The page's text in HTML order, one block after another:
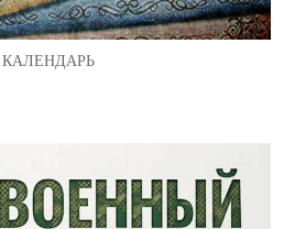
КАЛЕНДАРЬ